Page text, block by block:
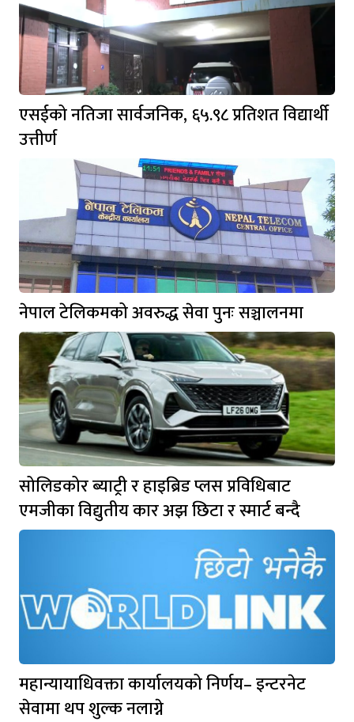
एसईको नतिजा सार्वजनिक, ६५.९८ प्रतिशत विद्यार्थी
उत्तीर्ण
नेपाल टेलिकमको अवरुद्ध सेवा पुनः सञ्चालनमा
सोलिडकोर ब्याट्री र हाइब्रिड प्लस प्रविधिबाट
एमजीका विद्युतीय कार अझ छिटा र स्मार्ट बन्दै
महान्यायाधिवक्ता कार्यालयको निर्णय– इन्टरनेट
सेवामा थप शुल्क नलाग्ने